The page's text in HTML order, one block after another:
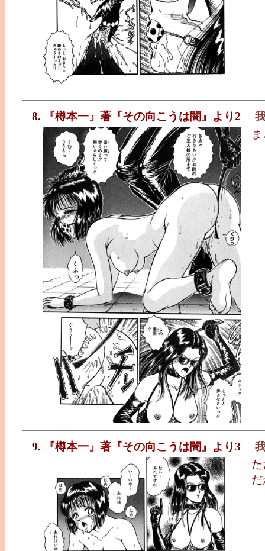
8. 『樽本一』著『その向こうは闇』より2
9. 『樽本一』著『その向こうは闇』より3